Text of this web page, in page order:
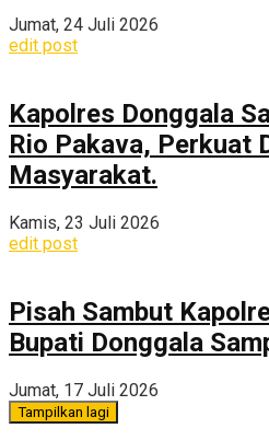
Jumat, 24 Juli 2026
edit post
Kapolres Donggala
Rio Pakava, Perkuat
Masyarakat.
Kamis, 23 Juli 2026
edit post
Pisah Sambut
Bupati Donggala
Jumat, 17 Juli 2026
Tampilkan lagi